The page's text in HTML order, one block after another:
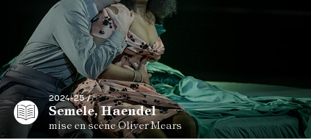
2024-25 /
Semele, Haendel
mise en scène Oliver Mears